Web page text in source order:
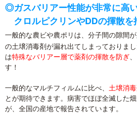
◎ガスバリアー性能が非常に高い
クロルピクリンやDDの揮散を
一般的な農ビや農ポリは、分子間の隙間
の土壌消毒剤が漏れ出てしまっておりま
は特殊なバリアー層で薬剤の揮散を防ぎ
す！
一般的なマルチフィルムに比べ、 土壌消
とが期待できます。病害でほぼ全滅した
が、全国の産地で報告されています。